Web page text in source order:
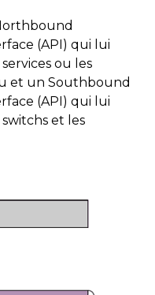
(API) qui lui
ou les
et un Southbound
(API) qui lui
et les